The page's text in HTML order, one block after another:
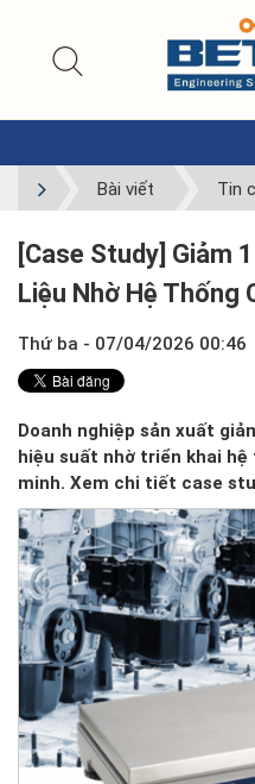
Bài viết Tin
[Case Study] Giảm
Liệu Nhờ Hệ Thống
Thứ ba - 07/04/2026 00:46
Doanh nghiệp sản xuất
hiệu suất nhờ triển khai
minh. Xem chi tiết case